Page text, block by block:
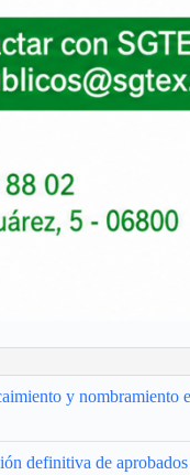
y nombramiento
definitiva de